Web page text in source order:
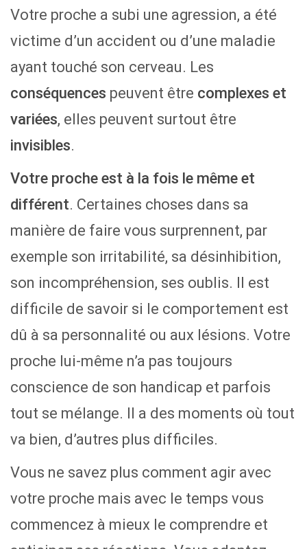
Votre proche a subi une agression, a été
victime d’un accident ou d’une maladie
ayant touché son cerveau. Les
conséquences peuvent être complexes et
variées, elles peuvent surtout être
invisibles.
Votre proche est à la fois le même et
différent. Certaines choses dans sa
manière de faire vous surprennent, par
exemple son irritabilité, sa désinhibition,
son incompréhension, ses oublis. Il est
difficile de savoir si le comportement est
dû à sa personnalité ou aux lésions. Votre
proche lui-même n’a pas toujours
conscience de son handicap et parfois
tout se mélange. Il a des moments où tout
va bien, d’autres plus difficiles.
Vous ne savez plus comment agir avec
votre proche mais avec le temps vous
commencez à mieux le comprendre et